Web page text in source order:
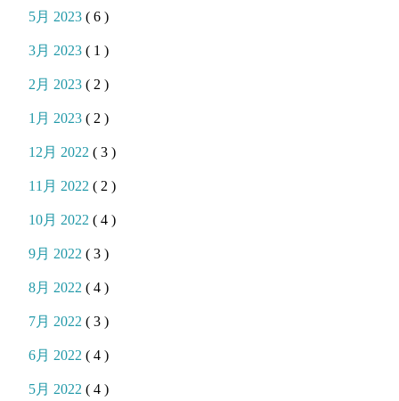
5月 2023( 6 )
3月 2023( 1 )
2月 2023( 2 )
1月 2023( 2 )
12月 2022( 3 )
11月 2022( 2 )
10月 2022( 4 )
9月 2022( 3 )
8月 2022( 4 )
7月 2022( 3 )
6月 2022( 4 )
5月 2022( 4 )